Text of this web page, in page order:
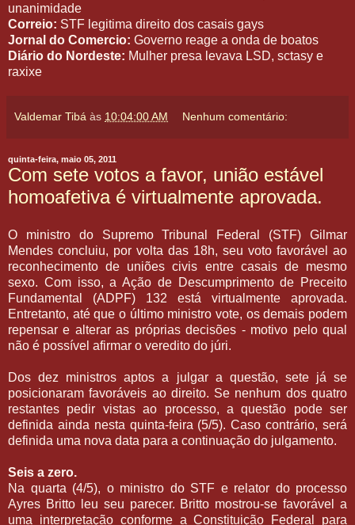
unanimidade
Correio: STF legitima direito dos casais gays
Jornal do Comercio: Governo reage a onda de boatos
Diário do Nordeste: Mulher presa levava LSD, sctasy e
raxixe
Valdemar Tibá às 10:04:00 AM Nenhum comentário:
quinta-feira, maio 05, 2011
Com sete votos a favor, união estável
homoafetiva é virtualmente aprovada.
O ministro do Supremo Tribunal Federal (STF) Gilmar
Mendes concluiu, por volta das 18h, seu voto favorável ao
reconhecimento de uniões civis entre casais de mesmo
sexo. Com isso, a Ação de Descumprimento de Preceito
Fundamental (ADPF) 132 está virtualmente aprovada.
Entretanto, até que o último ministro vote, os demais podem
repensar e alterar as próprias decisões - motivo pelo qual
não é possível afirmar o veredito do júri.
Dos dez ministros aptos a julgar a questão, sete já se
posicionaram favoráveis ao direito. Se nenhum dos quatro
restantes pedir vistas ao processo, a questão pode ser
definida ainda nesta quinta-feira (5/5). Caso contrário, será
definida uma nova data para a continuação do julgamento.
Seis a zero.
Na quarta (4/5), o ministro do STF e relator do processo
Ayres Britto leu seu parecer. Britto mostrou-se favorável a
uma interpretação conforme a Constituição Federal para